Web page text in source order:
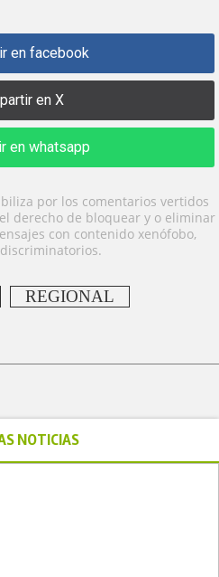
en facebook
en X
en whatsapp
por los comentarios vertidos
derecho de bloquear y o eliminar
con contenido xenófobo,
REGIONAL
NOTICIAS